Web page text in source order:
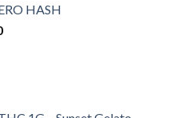
€300.00
à
HASH
Plage
€2,000.00